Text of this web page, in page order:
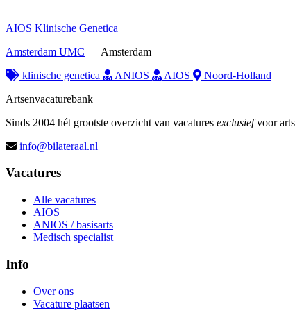
AIOS Klinische Genetica
Amsterdam UMC — Amsterdam
klinische genetica
ANIOS AIOS
Noord-Holland
Artsenvacaturebank
Sinds 2004 hét grootste overzicht van vacatures exclusiefvoor
info@bilateraal.nl
Vacatures
Alle vacatures
AIOS
ANIOS / basisarts
Medisch specialist
Info
Over ons
Vacature plaatsen